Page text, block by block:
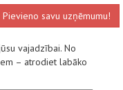
Pievieno savu uzņēmumu!
vajadzībai. No
– atrodiet labāko